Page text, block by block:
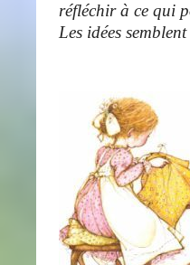
réfléchir à ce qui
Les idées